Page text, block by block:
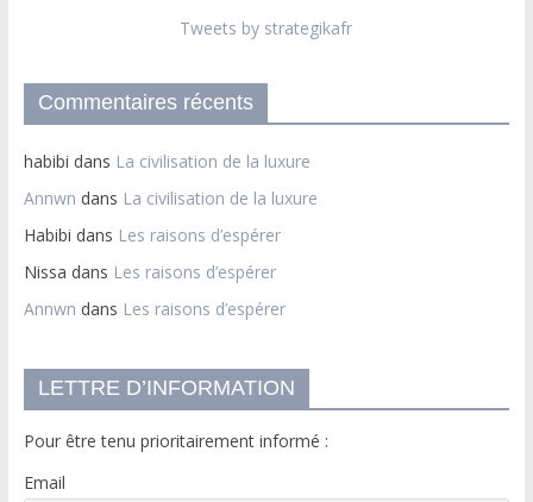
Tweets by strategikafr
Commentaires récents
habibi dans La civilisation de la luxure
Annwn dans La civilisation de la luxure
Habibi dans Les raisons d’espérer
Nissa dans Les raisons d’espérer
Annwn dans Les raisons d’espérer
LETTRE D’INFORMATION
Pour être tenu prioritairement informé :
Email